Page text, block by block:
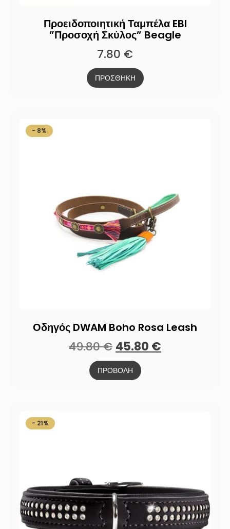
Προειδοποιητική Ταμπέλα EBI
”Προσοχή Σκύλος” Beagle
7.80 €
ΠΡΟΣΘΗΚΗ
- 8%
Οδηγός DWAM Boho Rosa Leash
49.80€ 45.80 €
ΠΡΟΒΟΛΗ
- 21%